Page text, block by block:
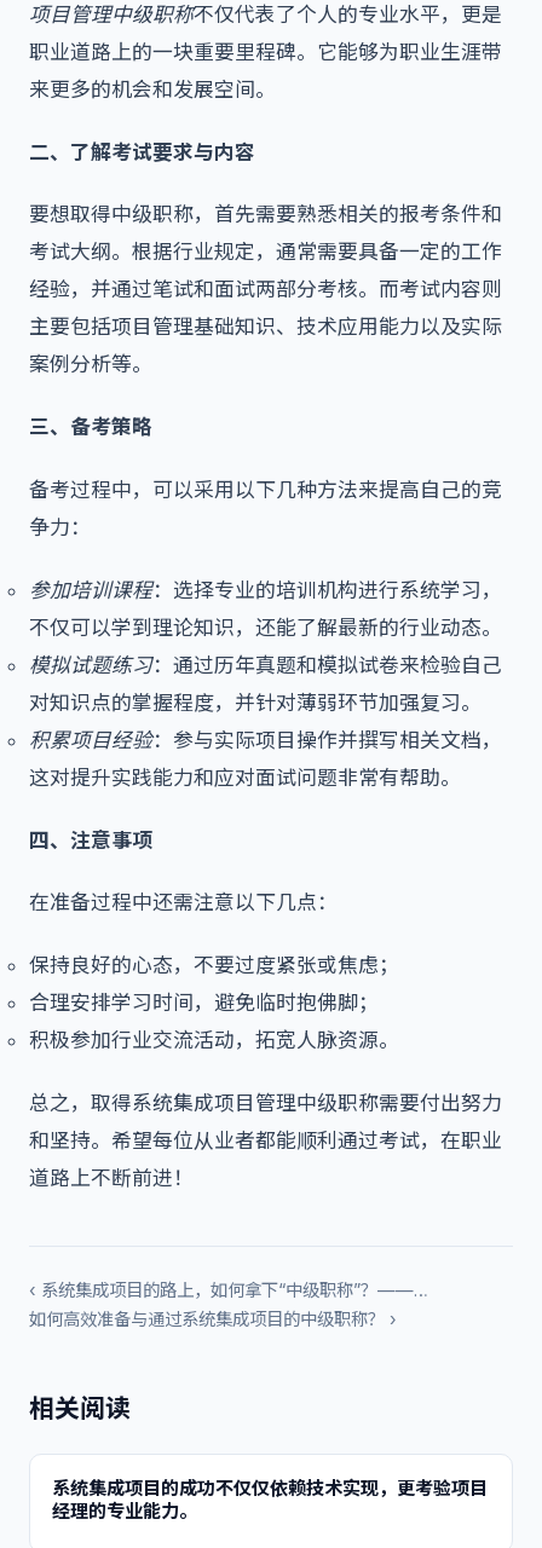
项目管理中级职称不仅代表了个人的专业水平，更是
职业道路上的一块重要里程碑。它能够为职业生涯带
来更多的机会和发展空间。
二、了解考试要求与内容
要想取得中级职称，首先需要熟悉相关的报考条件和
考试大纲。根据行业规定，通常需要具备一定的工作
经验，并通过笔试和面试两部分考核。而考试内容则
主要包括项目管理基础知识、技术应用能力以及实际
案例分析等。
三、备考策略
备考过程中，可以采用以下几种方法来提高自己的竞
争力：
参加培训课程：选择专业的培训机构进行系统学习，
不仅可以学到理论知识，还能了解最新的行业动态。
模拟试题练习：通过历年真题和模拟试卷来检验自己
对知识点的掌握程度，并针对薄弱环节加强复习。
积累项目经验：参与实际项目操作并撰写相关文档，
这对提升实践能力和应对面试问题非常有帮助。
四、注意事项
在准备过程中还需注意以下几点：
保持良好的心态，不要过度紧张或焦虑；
合理安排学习时间，避免临时抱佛脚；
积极参加行业交流活动，拓宽人脉资源。
总之，取得系统集成项目管理中级职称需要付出努力
和坚持。希望每位从业者都能顺利通过考试，在职业
道路上不断前进！
‹ 系统集成项目的路上，如何拿下“中级职称”？——…
如何高效准备与通过系统集成项目的中级职称？ ›
相关阅读
系统集成项目的成功不仅仅依赖技术实现，更考验项目
经理的专业能力。